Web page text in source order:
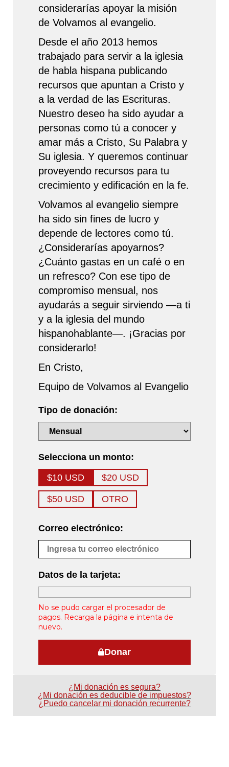
considerarías apoyar la misión
de Volvamos al evangelio.
Desde el año 2013 hemos
trabajado para servir a la iglesia
de habla hispana publicando
recursos que apuntan a Cristo y
a la verdad de las Escrituras.
Nuestro deseo ha sido ayudar a
personas como tú a conocer y
amar más a Cristo, Su Palabra y
Su iglesia. Y queremos continuar
proveyendo recursos para tu
crecimiento y edificación en la fe.
Volvamos al evangelio siempre
ha sido sin fines de lucro y
depende de lectores como tú.
¿Considerarías apoyarnos?
¿Cuánto gastas en un café o en
un refresco? Con ese tipo de
compromiso mensual, nos
ayudarás a seguir sirviendo —a ti
y a la iglesia del mundo
hispanohablante—. ¡Gracias por
considerarlo!
En Cristo,
Equipo de Volvamos al Evangelio
Tipo de donación:
Selecciona un monto:
$10 USD
$20 USD
$50 USD OTRO
Correo electrónico:
Datos de la tarjeta:
No se pudo cargar el procesador de
pagos. Recarga la página e intenta de
nuevo.
Donar
¿Mi donación es segura?
¿Mi donación es deducible de impuestos?
¿Puedo cancelar mi donación recurrente?